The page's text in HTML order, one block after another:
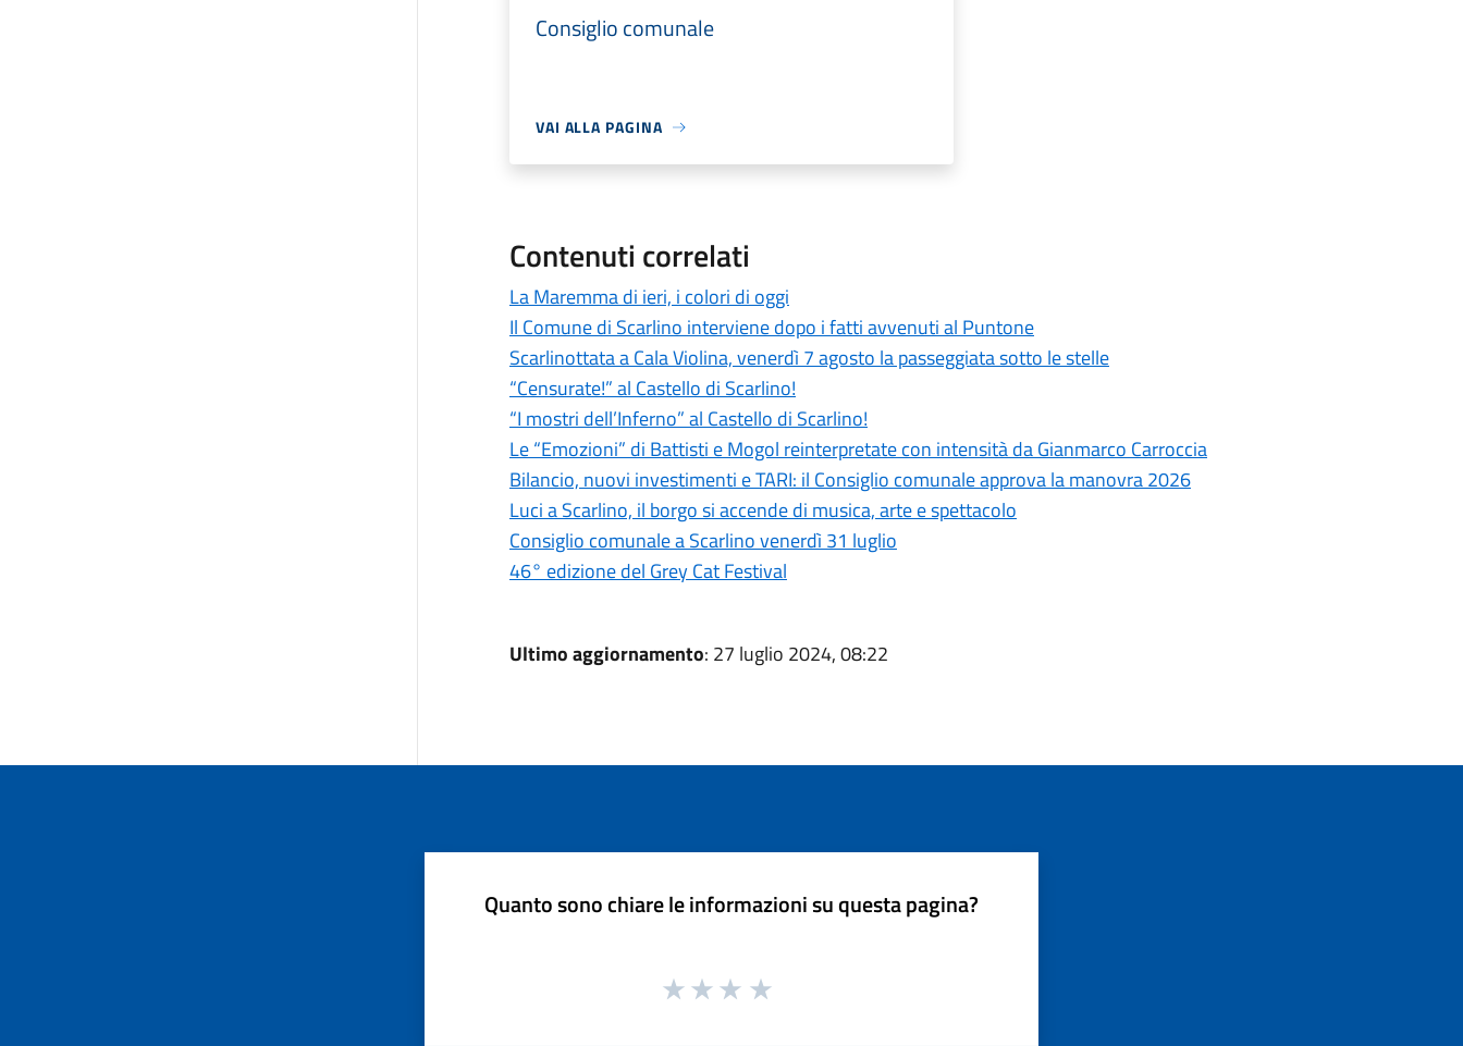
Consiglio comunale
VAI ALLA PAGINA
Contenuti correlati
La Maremma di ieri, i colori di oggi
Il Comune di Scarlino interviene dopo i fatti avvenuti al Puntone
Scarlinottata a Cala Violina, venerdì 7 agosto la passeggiata sotto le stelle
“Censurate!” al Castello di Scarlino!
“I mostri dell’Inferno” al Castello di Scarlino!
Le “Emozioni” di Battisti e Mogol reinterpretate con intensità da Gianmarco Carroccia
Bilancio, nuovi investimenti e TARI: il Consiglio comunale approva la manovra 2026
Luci a Scarlino, il borgo si accende di musica, arte e spettacolo
Consiglio comunale a Scarlino venerdì 31 luglio
46° edizione del Grey Cat Festival
Ultimo aggiornamento: 27 luglio 2024, 08:22
Quanto sono chiare le informazioni su questa pagina?